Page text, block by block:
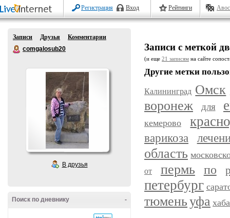
Регистрация Вход Рейтинги
Записи Друзья
Комментарии
comgalosub20
В друзья
-
Поиск по дневнику
Записи с меткой
(и еще 21 записям на сайте
Другие метки
Калининград Омск
воронеж для
кемерово
варикоза
область
от пермь по
петербург
тюменьуфа